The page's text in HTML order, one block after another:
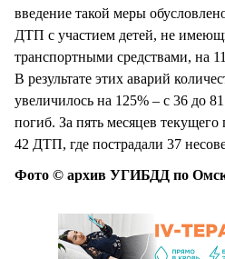
введение такой меры
ДТП с участием детей, не
транспортными средствами, на
В результате этих аварий
увеличилось на 125% – с 36 до
погиб. За пять месяцев текущего
42 ДТП, где пострадали 37
Фото © архив УГИБДД по